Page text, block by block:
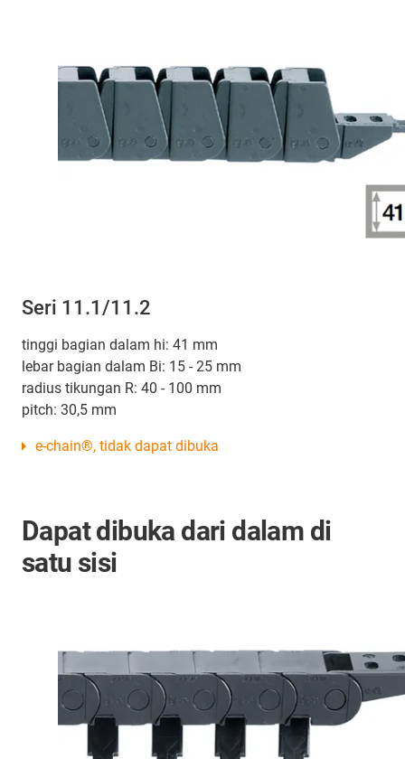
Seri 11.1/11.2
tinggi bagian dalam hi: 41 mm
lebar bagian dalam Bi: 15 - 25 mm
radius tikungan R: 40 - 100 mm
pitch: 30,5 mm
e-chain®, tidak dapat dibuka
Dapat dibuka dari dalam di
satu sisi